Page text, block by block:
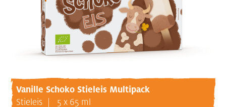
Vanille Schoko Stieleis Multipack
Stieleis 5 x 65 ml